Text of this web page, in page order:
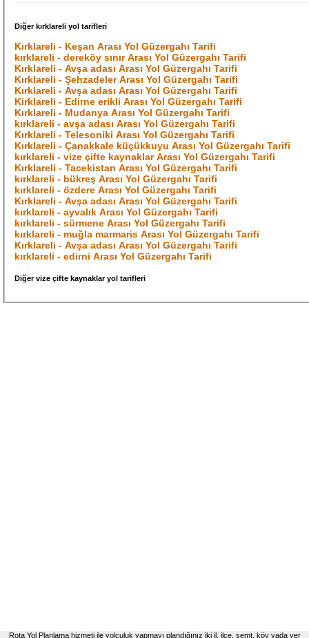
Diğer kırklareli yol tarifleri
Kırklareli - Keşan Arası Yol Güzergahı Tarifi
kırklareli - dereköy sınır Arası Yol Güzergahı Tarifi
Kırklareli - Avşa adası Arası Yol Güzergahı Tarifi
Kırklareli - Şehzadeler Arası Yol Güzergahı Tarifi
Kırklareli - Avşa adası Arası Yol Güzergahı Tarifi
Kirklareli - Edirne erikli Arası Yol Güzergahı Tarifi
Kırklareli - Mudanya Arası Yol Güzergahı Tarifi
kırklareli - avşa adası Arası Yol Güzergahı Tarifi
Kırklareli - Telesoniki Arası Yol Güzergahı Tarifi
Kırklareli - Çanakkale küçükkuyu Arası Yol Güzergahı Tarifi
kırklareli - vize çifte kaynaklar Arası Yol Güzergahı Tarifi
Kırklareli - Tacekistan Arası Yol Güzergahı Tarifi
kırklareli - bükreş Arası Yol Güzergahı Tarifi
kırklareli - özdere Arası Yol Güzergahı Tarifi
Kırklareli - Avşa adası Arası Yol Güzergahı Tarifi
kırklareli - ayvalık Arası Yol Güzergahı Tarifi
kırklareli - sürmene Arası Yol Güzergahı Tarifi
kırklareli - muğla marmaris Arası Yol Güzergahı Tarifi
Kırklareli - Avşa adası Arası Yol Güzergahı Tarifi
kırklareli - edirni Arası Yol Güzergahı Tarifi
Diğer vize çifte kaynaklar yol tarifleri
Rota Yol Planlama hizmeti ile yolculuk yapmayı plandığınız iki il, ilçe, semt, köy yada yer